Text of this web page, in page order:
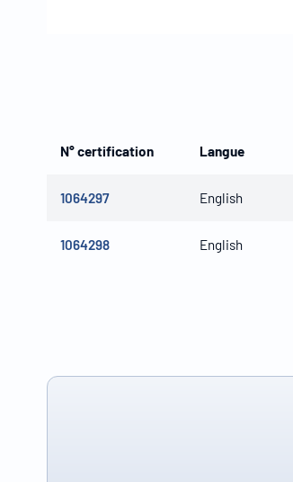
N° certification Langue
1064297 English
1064298 English